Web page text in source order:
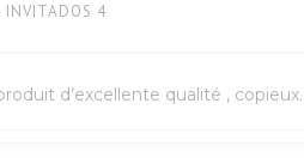
INVITADOS 4
d’excellente qualité ,